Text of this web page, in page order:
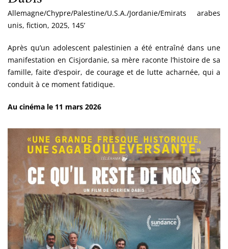
Allemagne/Chypre/Palestine/U.S.A./Jordanie/Emirats arabes
unis, fiction, 2025, 145’
Après qu’un adolescent palestinien a été entraîné dans une
manifestation en Cisjordanie, sa mère raconte l’histoire de sa
famille, faite d’espoir, de courage et de lutte acharnée, qui a
conduit à ce moment fatidique.
Au cinéma le 11 mars 2026